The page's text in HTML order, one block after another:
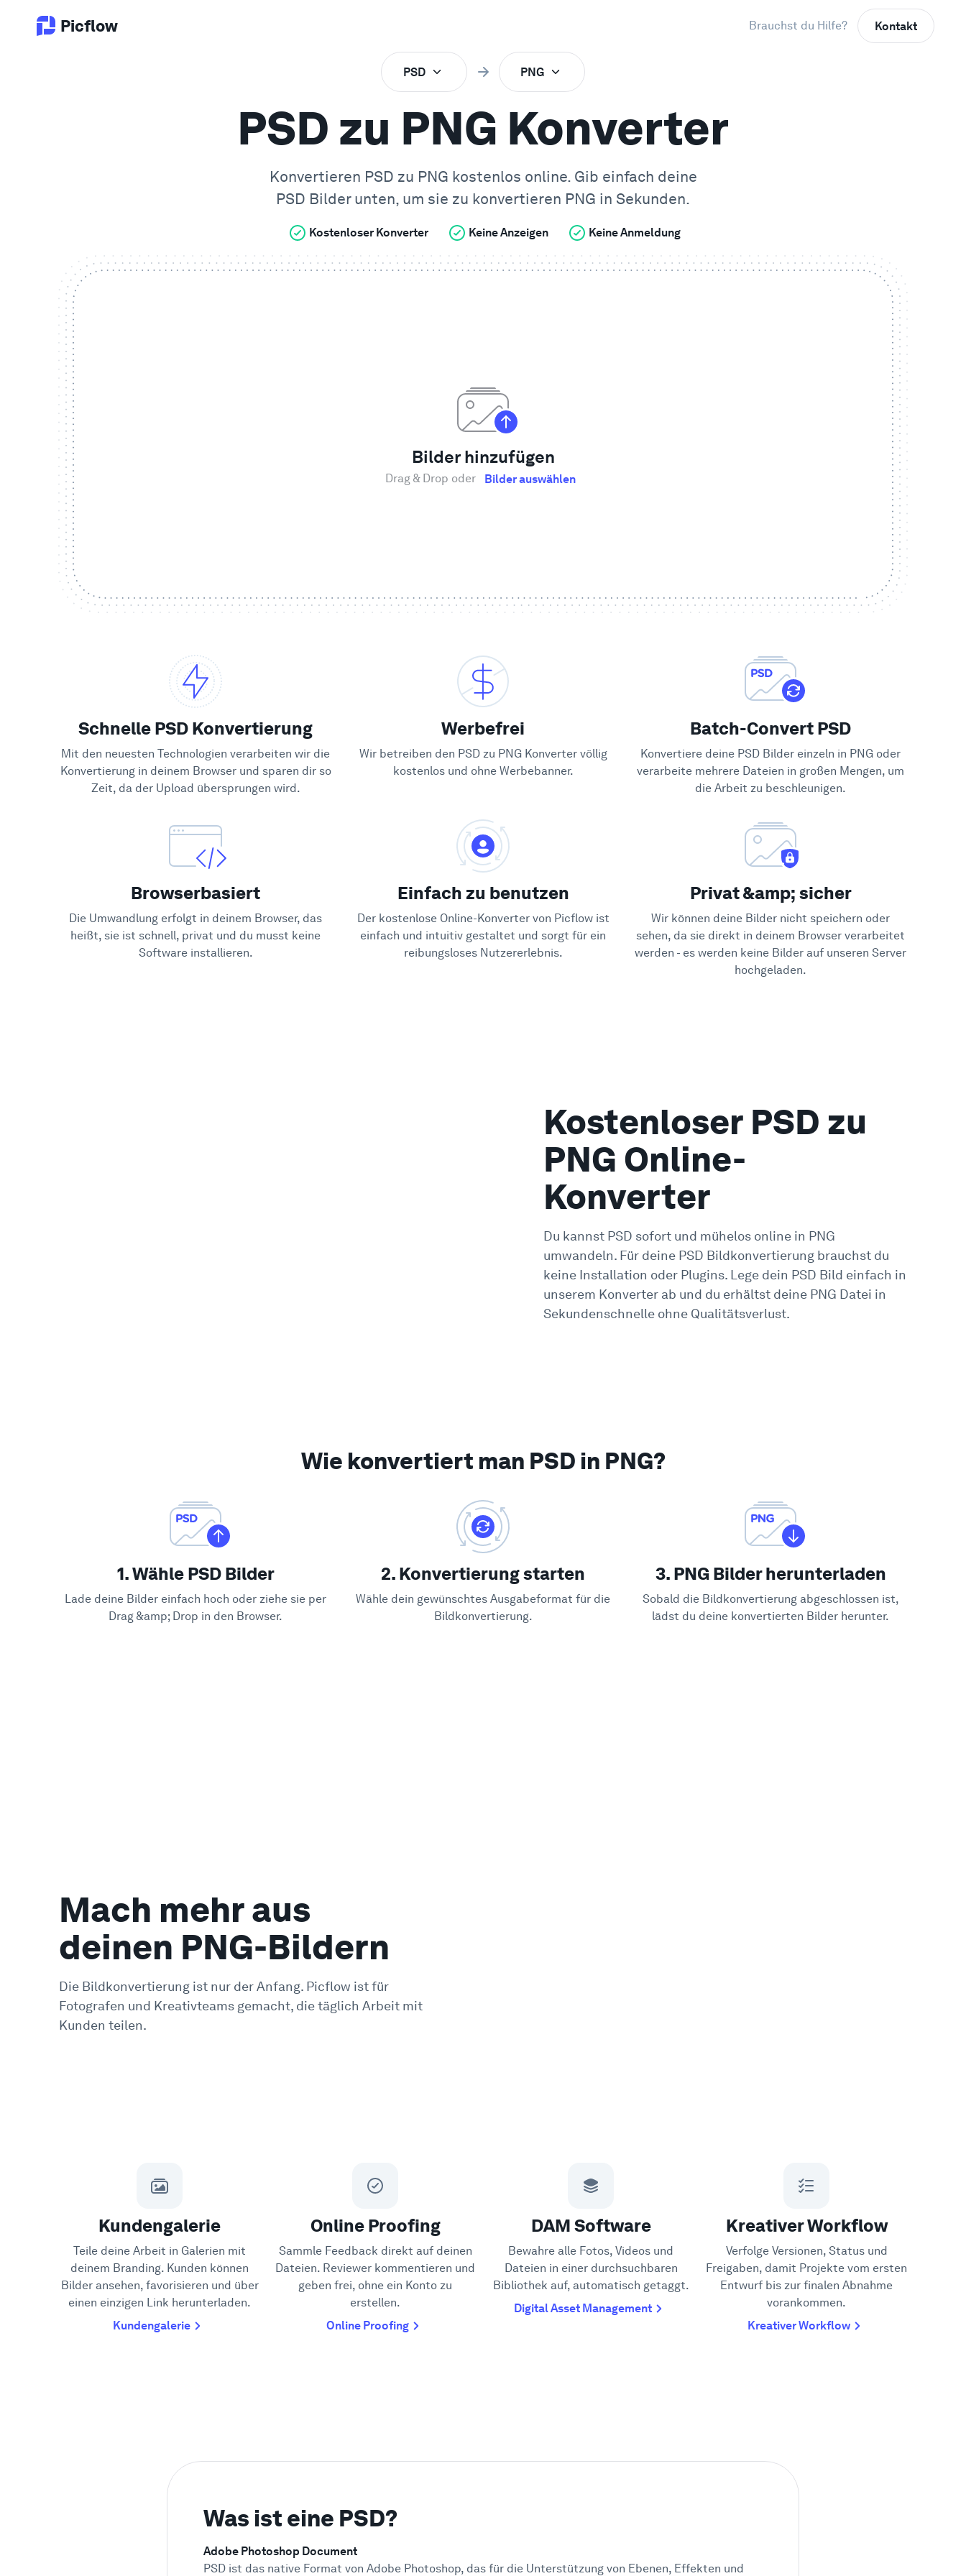
Picflow Brauchst du Hilfe? Kontakt
PSD PNG
PSD zu PNG Konverter
Konvertieren PSD zu PNG kostenlos online. Gib einfach deine
PSD Bilder unten, um sie zu konvertieren PNG in Sekunden.
Kostenloser Konverter Keine Anzeigen Keine Anmeldung
Bilder hinzufügen
Drag & Drop oder Bilder auswählen
Schnelle PSD Konvertierung
Mit den neuesten Technologien verarbeiten wir die
Konvertierung in deinem Browser und sparen dir so
Zeit, da der Upload übersprungen wird.
Werbefrei
Wir betreiben den PSD zu PNG Konverter völlig
kostenlos und ohne Werbebanner.
Batch-Convert PSD
Konvertiere deine PSD Bilder einzeln in PNG oder
verarbeite mehrere Dateien in großen Mengen, um
die Arbeit zu beschleunigen.
Browserbasiert
Die Umwandlung erfolgt in deinem Browser, das
heißt, sie ist schnell, privat und du musst keine
Software installieren.
Einfach zu benutzen
Der kostenlose Online-Konverter von Picflow ist
einfach und intuitiv gestaltet und sorgt für ein
reibungsloses Nutzererlebnis.
Privat &amp; sicher
Wir können deine Bilder nicht speichern oder
sehen, da sie direkt in deinem Browser verarbeitet
werden - es werden keine Bilder auf unseren Server
hochgeladen.
Kostenloser PSD zu
PNG Online-
Konverter
Du kannst PSD sofort und mühelos online in PNG
umwandeln. Für deine PSD Bildkonvertierung brauchst du
keine Installation oder Plugins. Lege dein PSD Bild einfach in
unserem Konverter ab und du erhältst deine PNG Datei in
Sekundenschnelle ohne Qualitätsverlust.
Wie konvertiert man PSD in PNG?
1. Wähle PSD Bilder
Lade deine Bilder einfach hoch oder ziehe sie per
Drag &amp; Drop in den Browser.
2. Konvertierung starten
Wähle dein gewünschtes Ausgabeformat für die
Bildkonvertierung.
3. PNG Bilder herunterladen
Sobald die Bildkonvertierung abgeschlossen ist,
lädst du deine konvertierten Bilder herunter.
Mach mehr aus
deinen PNG-Bildern
Die Bildkonvertierung ist nur der Anfang. Picflow ist für
Fotografen und Kreativteams gemacht, die täglich Arbeit mit
Kunden teilen.
Kundengalerie
Teile deine Arbeit in Galerien mit
deinem Branding. Kunden können
Bilder ansehen, favorisieren und über
einen einzigen Link herunterladen.
Kundengalerie
Online Proofing
Sammle Feedback direkt auf deinen
Dateien. Reviewer kommentieren und
geben frei, ohne ein Konto zu
erstellen.
Online Proofing
DAM Software
Bewahre alle Fotos, Videos und
Dateien in einer durchsuchbaren
Bibliothek auf, automatisch getaggt.
Digital Asset Management
Kreativer Workflow
Verfolge Versionen, Status und
Freigaben, damit Projekte vom ersten
Entwurf bis zur finalen Abnahme
vorankommen.
Kreativer Workflow
Was ist eine PSD?
Adobe Photoshop Document
PSD ist das native Format von Adobe Photoshop, das für die Unterstützung von Ebenen, Effekten und